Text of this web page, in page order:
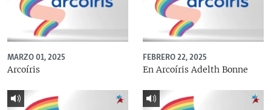
MARZO 01, 2025
Arcoíris
FEBRERO 22, 2025
En Arcoíris Adelth Bonne